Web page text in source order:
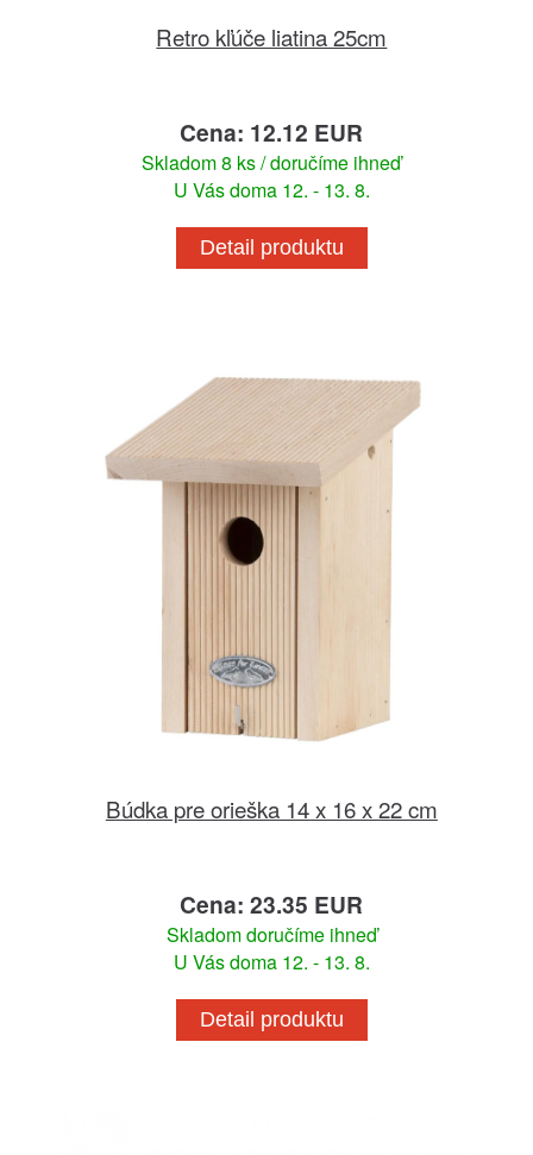
Retro kľúče liatina 25cm
Cena: 12.12 EUR
Skladom 8 ks / doručíme ihneď
U Vás doma 12. - 13. 8.
Detail produktu
Búdka pre orieška 14 x 16 x 22 cm
Cena: 23.35 EUR
Skladom doručíme ihneď
U Vás doma 12. - 13. 8.
Detail produktu